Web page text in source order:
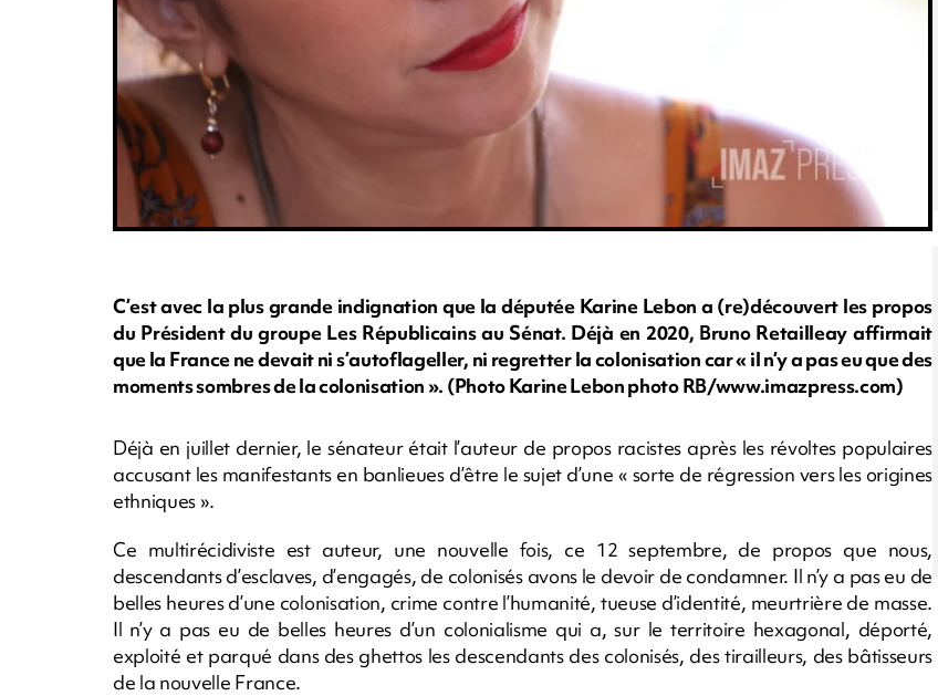
C’est avec la plus grande indignation que la députée Karine Lebon a (re)découvert les propos
du Président du groupe Les Républicains au Sénat. Déjà en 2020, Bruno Retailleay affirmait
que la France ne devait ni s’autoflageller, ni regretter la colonisation car « il n’y a pas eu que des
moments sombres de la colonisation ». (Photo Karine Lebon photo RB/www.imazpress.com)
Déjà en juillet dernier, le sénateur était l’auteur de propos racistes après les révoltes populaires
accusant les manifestants en banlieues d’être le sujet d’une « sorte de régression vers les origines
ethniques ».
Ce multirécidiviste est auteur, une nouvelle fois, ce 12 septembre, de propos que nous,
descendants d’esclaves, d’engagés, de colonisés avons le devoir de condamner. Il n’y a pas eu de
belles heures d’une colonisation, crime contre l’humanité, tueuse d’identité, meurtrière de masse.
Il n’y a pas eu de belles heures d’un colonialisme qui a, sur le territoire hexagonal, déporté,
exploité et parqué dans des ghettos les descendants des colonisés, des tirailleurs, des bâtisseurs
de la nouvelle France.